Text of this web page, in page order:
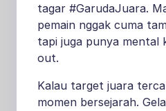
tagar #GarudaJuara.
pemain nggak cuma
tapi juga punya mental
out.
Kalau target juara
momen bersejarah.